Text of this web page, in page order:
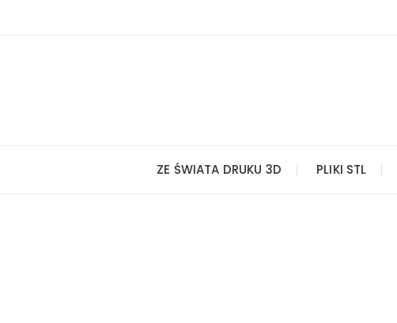
ZE ŚWIATA DRUKU 3D PLIKI STL